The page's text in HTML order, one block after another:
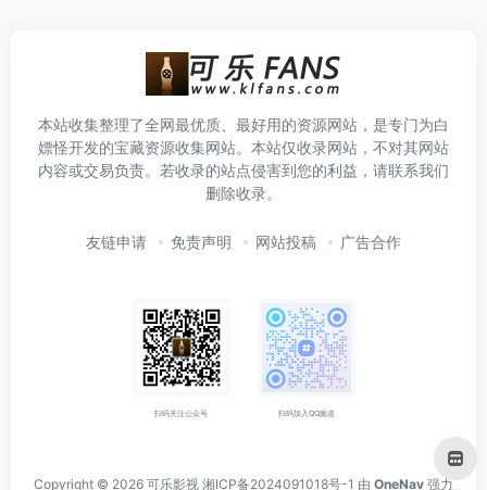
本站收集整理了全网最优质、最好用的资源网站，是专门为白
嫖怪开发的宝藏资源收集网站。本站仅收录网站，不对其网站
内容或交易负责。若收录的站点侵害到您的利益，请联系我们
删除收录。
友链申请 免责声明 网站投稿 广告合作
扫码关注公众号 扫码加入QQ频道
Copyright © 2026 可乐影视 湘ICP备2024091018号-1 由 OneNav 强力